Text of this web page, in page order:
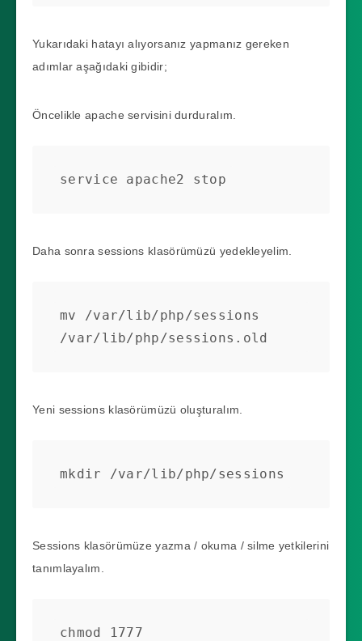
Yukarıdaki hatayı alıyorsanız yapmanız gereken
adımlar aşağıdaki gibidir;
Öncelikle apache servisini durduralım.
service apache2 stop
Daha sonra sessions klasörümüzü yedekleyelim.
mv /var/lib/php/sessions
/var/lib/php/sessions.old
Yeni sessions klasörümüzü oluşturalım.
mkdir /var/lib/php/sessions
Sessions klasörümüze yazma / okuma / silme yetkilerini
tanımlayalım.
chmod 1777